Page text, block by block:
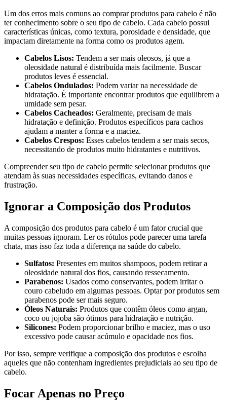
Um dos erros mais comuns ao comprar produtos para cabelo é não
ter conhecimento sobre o seu tipo de cabelo. Cada cabelo possui
características únicas, como textura, porosidade e densidade, que
impactam diretamente na forma como os produtos agem.
Cabelos Lisos: Tendem a ser mais oleosos, já que a
oleosidade natural é distribuída mais facilmente. Buscar
produtos leves é essencial.
Cabelos Ondulados: Podem variar na necessidade de
hidratação. É importante encontrar produtos que equilibrem a
umidade sem pesar.
Cabelos Cacheados: Geralmente, precisam de mais
hidratação e definição. Produtos específicos para cachos
ajudam a manter a forma e a maciez.
Cabelos Crespos: Esses cabelos tendem a ser mais secos,
necessitando de produtos muito hidratantes e nutritivos.
Compreender seu tipo de cabelo permite selecionar produtos que
atendam às suas necessidades específicas, evitando danos e
frustração.
Ignorar a Composição dos Produtos
A composição dos produtos para cabelo é um fator crucial que
muitas pessoas ignoram. Ler os rótulos pode parecer uma tarefa
chata, mas isso faz toda a diferença na saúde do cabelo.
Sulfatos: Presentes em muitos shampoos, podem retirar a
oleosidade natural dos fios, causando ressecamento.
Parabenos: Usados como conservantes, podem irritar o
couro cabeludo em algumas pessoas. Optar por produtos sem
parabenos pode ser mais seguro.
Óleos Naturais: Produtos que contêm óleos como argan,
coco ou jojoba são ótimos para hidratação e nutrição.
Silicones: Podem proporcionar brilho e maciez, mas o uso
excessivo pode causar acúmulo e opacidade nos fios.
Por isso, sempre verifique a composição dos produtos e escolha
aqueles que não contenham ingredientes prejudiciais ao seu tipo de
cabelo.
Focar Apenas no Preço